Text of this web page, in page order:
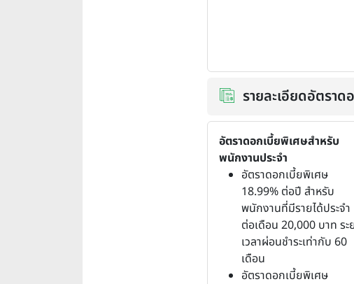
รายละเอียดอัตราด
อัตราดอกเบี้ยพิเศษสำหรับ
พนักงานประจำ
อัตราดอกเบี้ยพิเศษ
18.99% ต่อปี สำหรับ
พนักงานที่มีรายได้ประจำ
ต่อเดือน 20,000 บาท ระ
เวลาผ่อนชำระเท่ากับ 60
เดือน
อัตราดอกเบี้ยพิเศษ